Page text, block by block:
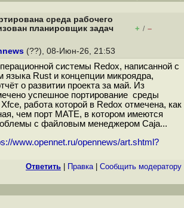
среда рабочего
планировщик задач
+ / –
(??), 08-Июн-26, 21:53
системы Redox, написанной с
языка Rust и концепции микроядра,
о развитии проекта за май. Из
успешное портирование среды
работа которой в Redox отмечена, как
чем порт MATE, в котором имеются
с файловым менеджером Caja...
www.opennet.ru/opennews/art.shtml?
Ответить Правка| Cообщить модератору